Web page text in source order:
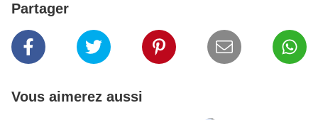
Partager
Vous aimerez aussi